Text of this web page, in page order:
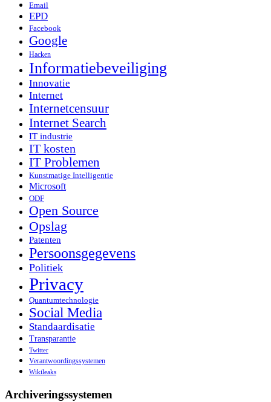
Email
EPD
Facebook
Google
Hacken
Informatiebeveiliging
Innovatie
Internet
Internetcensuur
Internet Search
IT industrie
IT kosten
IT Problemen
Kunstmatige Intelligentie
Microsoft
ODF
Open Source
Opslag
Patenten
Persoonsgegevens
Politiek
Privacy
Quantumtechnologie
Social Media
Standaardisatie
Transparantie
Twitter
Verantwoordingssystemen
Wikileaks
Archiveringssystemen